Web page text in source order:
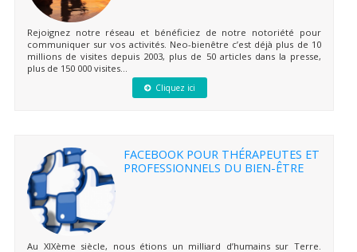
Rejoignez notre réseau et bénéficiez de notre notoriété pour
communiquer sur vos activités. Neo-bienêtre c’est déjà plus de 10
millions de visites depuis 2003, plus de 50 articles dans la presse,
plus de 150 000 visites...
Cliquez ici
FACEBOOK POUR THÉRAPEUTES ET
PROFESSIONNELS DU BIEN-ÊTRE
Au XIXème siècle, nous étions un milliard d’humains sur Terre.